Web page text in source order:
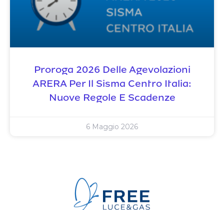
Proroga 2026 Delle Agevolazioni
ARERA Per Il Sisma Centro Italia:
Nuove Regole E Scadenze
6 Maggio 2026